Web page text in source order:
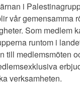
i
vår gemensamma
Som medlem
runtom i
till medlemsmöten
verksamheten.